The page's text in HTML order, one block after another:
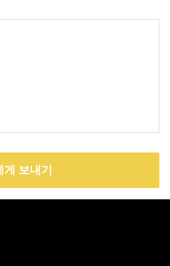
게 보내기